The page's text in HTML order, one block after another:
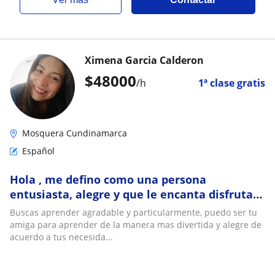
$48000/h 1ª clase gratis
Ximena Garcia Calderon
Mosquera Cundinamarca
Español
Hola , me defino como una persona
entusiasta, alegre y que le encanta disfrutar
enseñando y aprender del conocimiento de
las personas, me gusta dar clases de español,
sistemas, proyectos, clases dirigidas a
Buscas aprender agradable y particularmente, puedo ser tu
amiga para aprender de la manera mas divertida y alegre de
acuerdo a tus necesida...